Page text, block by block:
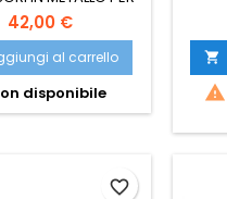
BOUNTY
42,00 €
al carrello
disponibile


favorite_border